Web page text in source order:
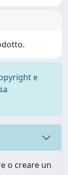
e
o creare un